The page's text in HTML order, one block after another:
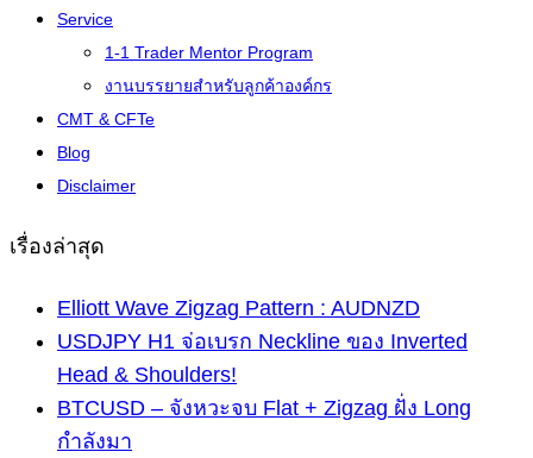
Service
1-1 Trader Mentor Program
งานบรรยายสำหรับลูกค้าองค์กร
CMT & CFTe
Blog
Disclaimer
เรื่องล่าสุด
Elliott Wave Zigzag Pattern : AUDNZD
USDJPY H1 จ่อเบรก Neckline ของ Inverted
Head & Shoulders!
BTCUSD – จังหวะจบ Flat + Zigzag ฝั่ง Long
กำลังมา